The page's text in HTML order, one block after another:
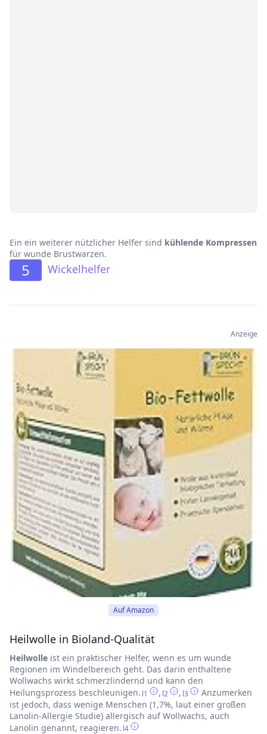
Ein ein weiterer nützlicher Helfer sind kühlende Kompressen
für wunde Brustwarzen.
5 Wickelhelfer
Anzeige
Heilwolle in Bioland-Qualität
Heilwolle ist ein praktischer Helfer, wenn es um wunde
Regionen im Windelbereich geht. Das darin enthaltene
Wollwachs wirkt schmerzlindernd und kann den
Heilungsprozess beschleunigen. l1 , l2 , l3
Anzumerken
ist jedoch, dass wenige Menschen (1,7%, laut einer großen
Lanolin-Allergie Studie) allergisch auf Wollwachs, auch
Lanolin genannt, reagieren. l4
Auf Amazon